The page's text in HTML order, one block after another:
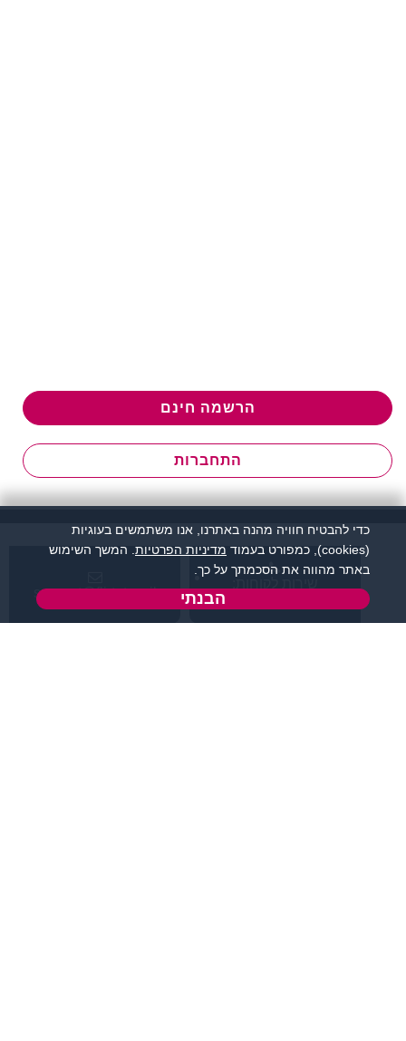
הרשמה חינם
התחברות
support@flirtut.co.il
כדי להבטיח חוויה מהנה באתרנו, אנו משתמשים בעוגיות
(cookies), כמפורט בעמוד
מדיניות הפרטיות . המשך השימוש
באתר מהווה את הסכמתך על כך.
הבנתי